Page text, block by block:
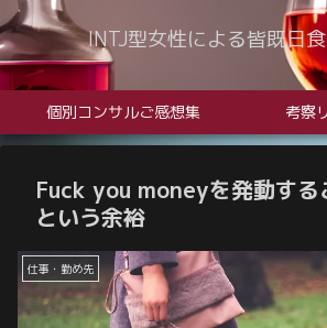
INTJ型女性による皆既日
個別コンサルご感想集 考察
Fuck you moneyを発動する
という余裕
仕事・勤め先